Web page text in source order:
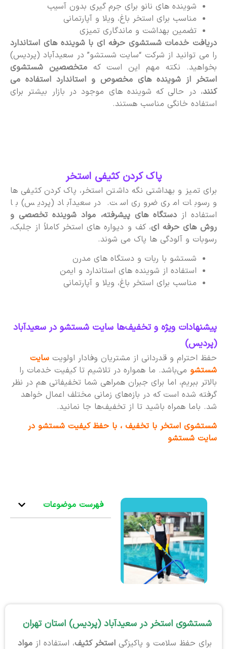
شوینده های نانو برای جرم گیری بدون آسیب
مناسب برای استخر باغ، ویلا و آپارتمانی
تضمین بهداشت و ماندگاری تمیزی
دریافت خدمات شستشوی حرفه ای با شوینده های استاندارد
را می توانید از شرکت “سایت شستشو” در سعیدآباد (پردیس)
بخواهید. نکته مهم این است که متخصصین شستشوی
استخر از شوینده های مخصوص و استاندارد استفاده می
کنند، در حالی که شوینده های موجود در بازار بیشتر برای
استفاده خانگی مناسب هستند.
پاک کردن کثیفی استخر
برای تمیز و بهداشتی نگه داشتن استخر، پاک کردن کثیفی ها
و رسوبات امری ضروری است. در سعیدآباد (پردیس) با
استفاده از دستگاه های پیشرفته، مواد شوینده تخصصی و
روش های حرفه ای، کف و دیواره های استخر کاملاً از جلبک،
رسوبات و آلودگی ها پاک می شوند.
شستشو با ربات و دستگاه های مدرن
استفاده از شوینده های استاندارد و ایمن
مناسب برای استخر باغ، ویلا و آپارتمانی
پیشنهادات ویژه و تخفیف‌ها سایت شستشو در سعیدآباد
(پردیس)
حفظ احترام و قدردانی از مشتریان وفادار اولویت سایت
شستشومی‌باشد. ما همواره در تلاشیم تا کیفیت خدمات را
بالاتر ببریم، اما برای جبران همراهی شما تخفیفاتی هم در نظر
گرفته شده است که در بازه‌های زمانی مختلف اعمال خواهد
شد. باما همراه باشید تا از تخفیف‌ها جا نمانید.
شستشوی استخر با تخفیف ، با حفظ کیفیت شستشو در
سایت شستشو
فهرست موضوعات
شستشوی استخر در سعیدآباد (پردیس) استان تهران
برای حفظ سلامت و پاکیزگی استخر کثیف، استفاده از مواد